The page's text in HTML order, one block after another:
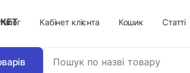
Кабінет клієнта Кошик Статті